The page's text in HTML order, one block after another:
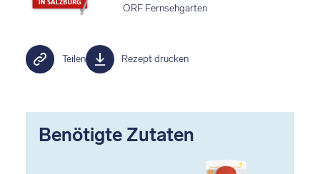
ORF Fernsehgarten
Teilen Rezept drucken
Benötigte Zutaten